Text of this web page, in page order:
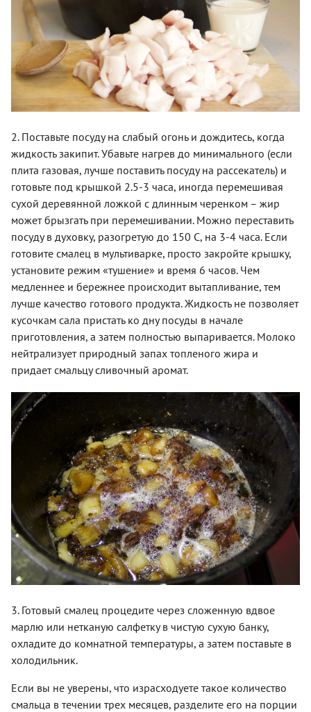
2. Поставьте посуду на слабый огонь и дождитесь, когда
жидкость закипит. Убавьте нагрев до минимального (если
плита газовая, лучше поставить посуду на рассекатель) и
готовьте под крышкой 2.5-3 часа, иногда перемешивая
сухой деревянной ложкой с длинным черенком – жир
может брызгать при перемешивании. Можно переставить
посуду в духовку, разогретую до 150 С, на 3-4 часа. Если
готовите смалец в мультиварке, просто закройте крышку,
установите режим «тушение» и время 6 часов. Чем
медленнее и бережнее происходит вытапливание, тем
лучше качество готового продукта. Жидкость не позволяет
кусочкам сала пристать ко дну посуды в начале
приготовления, а затем полностью выпаривается. Молоко
нейтрализует природный запах топленого жира и
придает смальцу сливочный аромат.
3. Готовый смалец процедите через сложенную вдвое
марлю или нетканую салфетку в чистую сухую банку,
охладите до комнатной температуры, а затем поставьте в
холодильник.
Если вы не уверены, что израсходуете такое количество
смальца в течении трех месяцев, разделите его на порции